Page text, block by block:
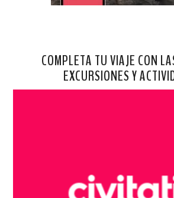
COMPLETA TU VIAJE CON
EXCURSIONES Y